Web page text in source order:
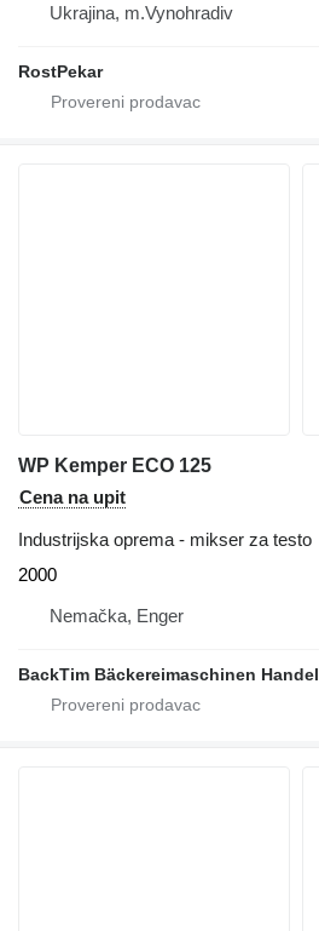
Ukrajina, m.Vynohradiv
RostPekar
WP Kemper ECO 125
Cena na upit
Industrijska oprema - mikser za testo
2000
Nemačka, Enger
BackTim Bäckereimaschinen Handel